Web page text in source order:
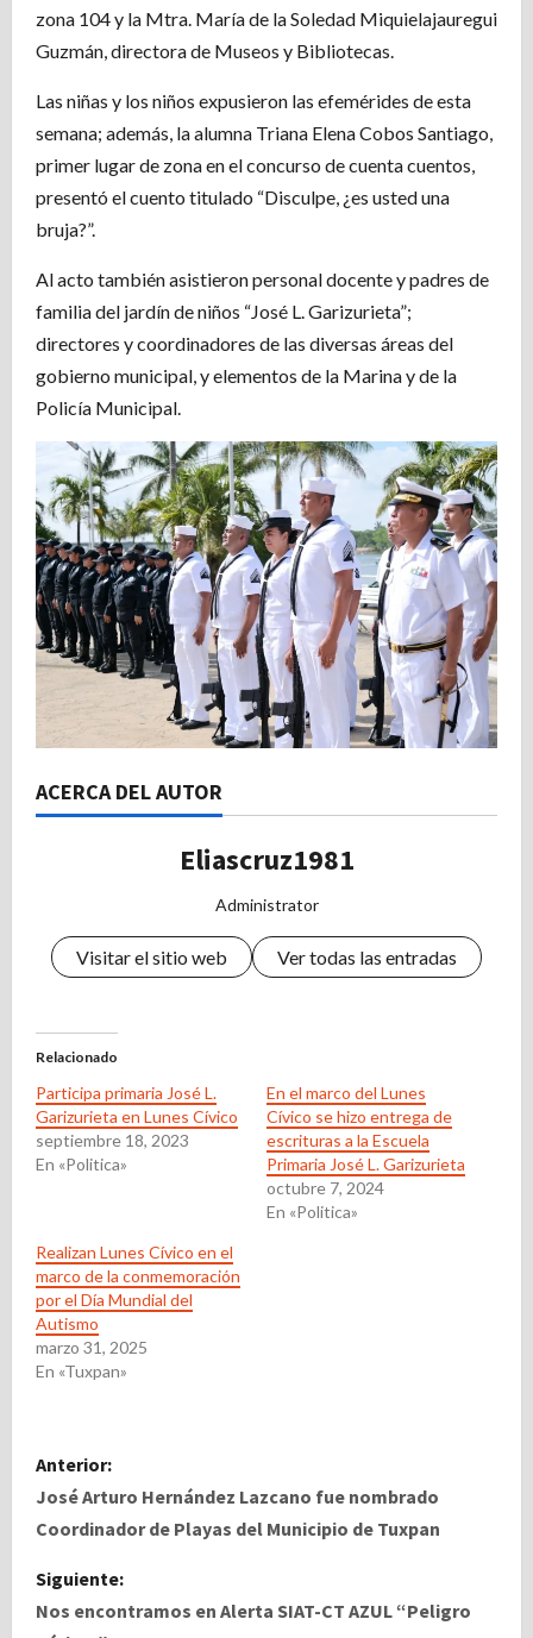
zona 104 y la Mtra. María de la Soledad Miquielajauregui
Guzmán, directora de Museos y Bibliotecas.
Las niñas y los niños expusieron las efemérides de esta
semana; además, la alumna Triana Elena Cobos Santiago,
primer lugar de zona en el concurso de cuenta cuentos,
presentó el cuento titulado “Disculpe, ¿es usted una
bruja?”.
Al acto también asistieron personal docente y padres de
familia del jardín de niños “José L. Garizurieta”;
directores y coordinadores de las diversas áreas del
gobierno municipal, y elementos de la Marina y de la
Policía Municipal.
ACERCA DEL AUTOR
Eliascruz1981
Administrator
Visitar el sitio web Ver todas las entradas
Relacionado
Participa primaria José L.
Garizurieta en Lunes Cívico
septiembre 18, 2023
En «Politica»
En el marco del Lunes
Cívico se hizo entrega de
escrituras a la Escuela
Primaria José L. Garizurieta
octubre 7, 2024
En «Politica»
Realizan Lunes Cívico en el
marco de la conmemoración
por el Día Mundial del
Autismo
marzo 31, 2025
En «Tuxpan»
N
a
e
Anterior:
José Arturo Hernández Lazcano fue nombrado
Coordinador de Playas del Municipio de Tuxpan
Siguiente:
Nos encontramos en Alerta SIAT-CT AZUL “Peligro